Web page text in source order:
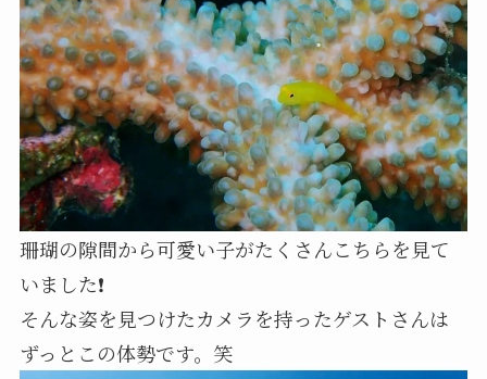
珊瑚の隙間から可愛い子がたくさんこちらを見て
いました❗
そんな姿を見つけたカメラを持ったゲストさんは
ずっとこの体勢です。笑